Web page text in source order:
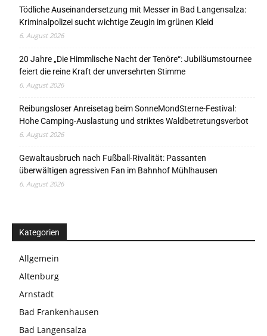
Tödliche Auseinandersetzung mit Messer in Bad Langensalza:
Kriminalpolizei sucht wichtige Zeugin im grünen Kleid
6. August 2026
20 Jahre „Die Himmlische Nacht der Tenöre“: Jubiläumstournee
feiert die reine Kraft der unversehrten Stimme
6. August 2026
Reibungsloser Anreisetag beim SonneMondSterne-Festival:
Hohe Camping-Auslastung und striktes Waldbetretungsverbot
6. August 2026
Gewaltausbruch nach Fußball-Rivalität: Passanten
überwältigen agressiven Fan im Bahnhof Mühlhausen
6. August 2026
Kategorien
Allgemein
Altenburg
Arnstadt
Bad Frankenhausen
Bad Langensalza